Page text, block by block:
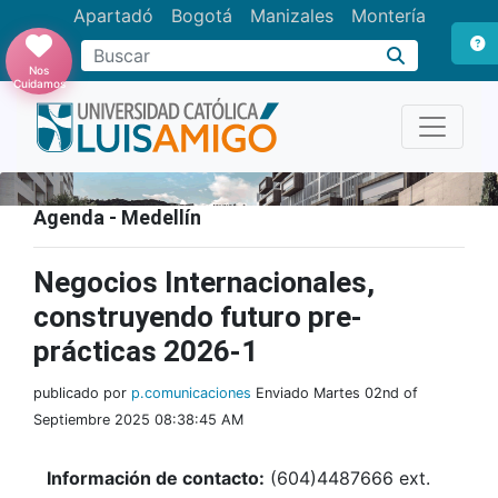
Apartadó Bogotá Manizales Montería
Buscar
Nos
Cuidamos
Agenda - Medellín
Negocios Internacionales,
construyendo futuro pre-
prácticas 2026-1
publicado por p.comunicaciones Enviado Martes 02nd of
Septiembre 2025 08:38:45 AM
Información de contacto: (604)4487666 ext.